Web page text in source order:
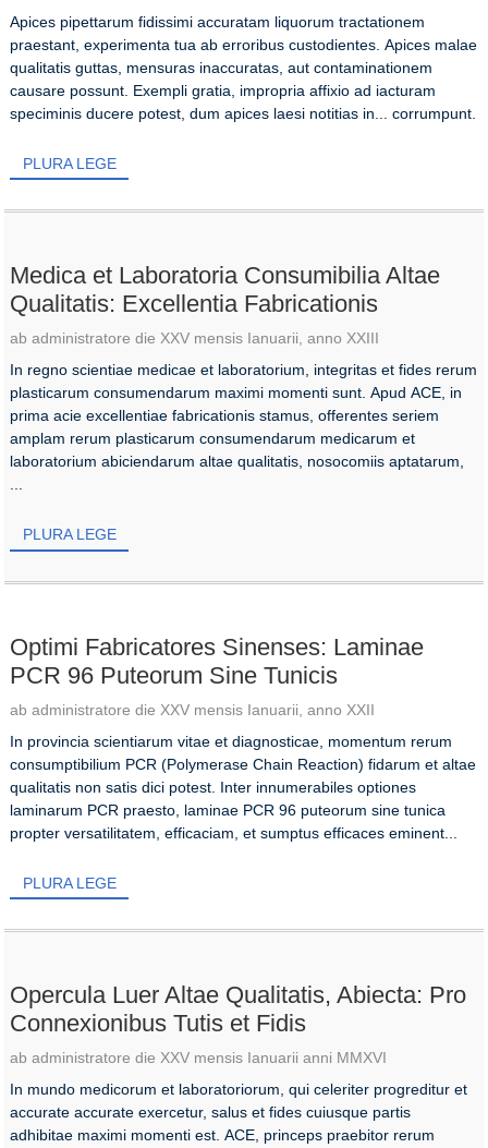
Apices pipettarum fidissimi accuratam liquorum tractationem
praestant, experimenta tua ab erroribus custodientes. Apices malae
qualitatis guttas, mensuras inaccuratas, aut contaminationem
causare possunt. Exempli gratia, impropria affixio ad iacturam
speciminis ducere potest, dum apices laesi notitias in... corrumpunt.
PLURA LEGE
Medica et Laboratoria Consumibilia Altae
Qualitatis: Excellentia Fabricationis
ab administratore die XXV mensis Ianuarii, anno XXIII
In regno scientiae medicae et laboratorium, integritas et fides rerum
plasticarum consumendarum maximi momenti sunt. Apud ACE, in
prima acie excellentiae fabricationis stamus, offerentes seriem
amplam rerum plasticarum consumendarum medicarum et
laboratorium abiciendarum altae qualitatis, nosocomiis aptatarum,
...
PLURA LEGE
Optimi Fabricatores Sinenses: Laminae
PCR 96 Puteorum Sine Tunicis
ab administratore die XXV mensis Ianuarii, anno XXII
In provincia scientiarum vitae et diagnosticae, momentum rerum
consumptibilium PCR (Polymerase Chain Reaction) fidarum et altae
qualitatis non satis dici potest. Inter innumerabiles optiones
laminarum PCR praesto, laminae PCR 96 puteorum sine tunica
propter versatilitatem, efficaciam, et sumptus efficaces eminent...
PLURA LEGE
Opercula Luer Altae Qualitatis, Abiecta: Pro
Connexionibus Tutis et Fidis
ab administratore die XXV mensis Ianuarii anni MMXVI
In mundo medicorum et laboratoriorum, qui celeriter progreditur et
accurate accurate exercetur, salus et fides cuiusque partis
adhibitae maximi momenti est. ACE, princeps praebitor rerum